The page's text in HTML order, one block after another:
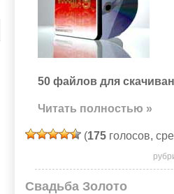
50 файлов для
Читать полностью »
(175 голосов,
Свадьба Золото